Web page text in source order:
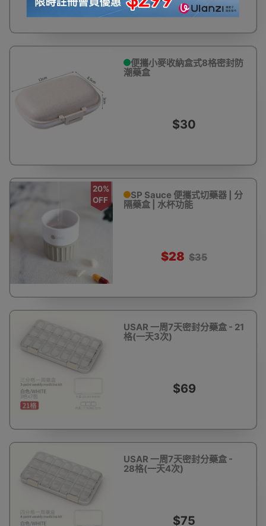
便攜小麥收納盒式8格密封防
潮藥盒
$30
20%
OFF
SP Sauce 便攜式切藥器 | 分
隔藥盒 | 水杯功能
$28 $35
USAR 一周7天密封分藥盒 - 21
格(一天3次)
$69
USAR 一周7天密封分藥盒 -
28格(一天4次)
$75